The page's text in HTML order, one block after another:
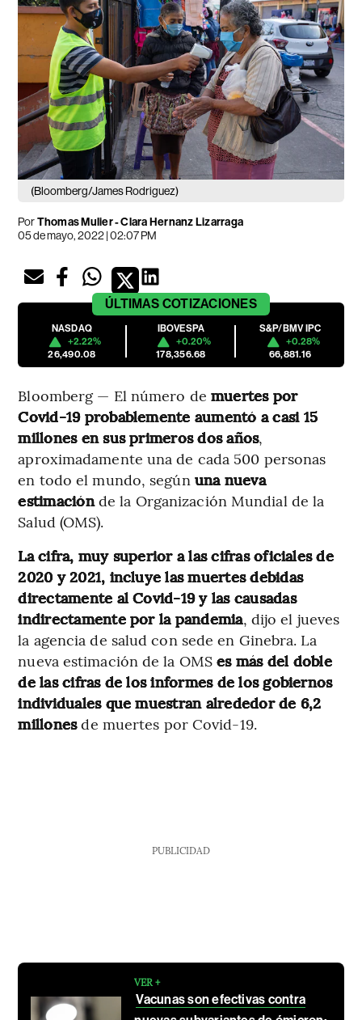
(Bloomberg/James Rodriguez)
PorThomas Mulier - Clara Hernanz Lizarraga
05 de mayo, 2022 | 02:07 PM
ÚLTIMAS COTIZACIONES
NASDAQ
+2.22%
26,490.08
IBOVESPA
+0.20%
178,356.68
S&P/BMV IPC
+0.28%
66,881.16
Bloomberg — El número de muertes por
Covid-19 probablemente aumentó a casi 15
millones en sus primeros dos años,
aproximadamente una de cada 500 personas
en todo el mundo, según una nueva
estimaciónde la Organización Mundial de la
Salud (OMS).
La cifra, muy superior a las cifras oficiales de
2020 y 2021, incluye las muertes debidas
directamente al Covid-19 y las causadas
indirectamente por la pandemia, dijo el jueves
la agencia de salud con sede en Ginebra. La
nueva estimación de la OMSes más del doble
de las cifras de los informes de los gobiernos
individuales que muestran alrededor de 6,2
millonesde muertes por Covid-19.
PUBLICIDAD
VER +
Vacunas son efectivas contra